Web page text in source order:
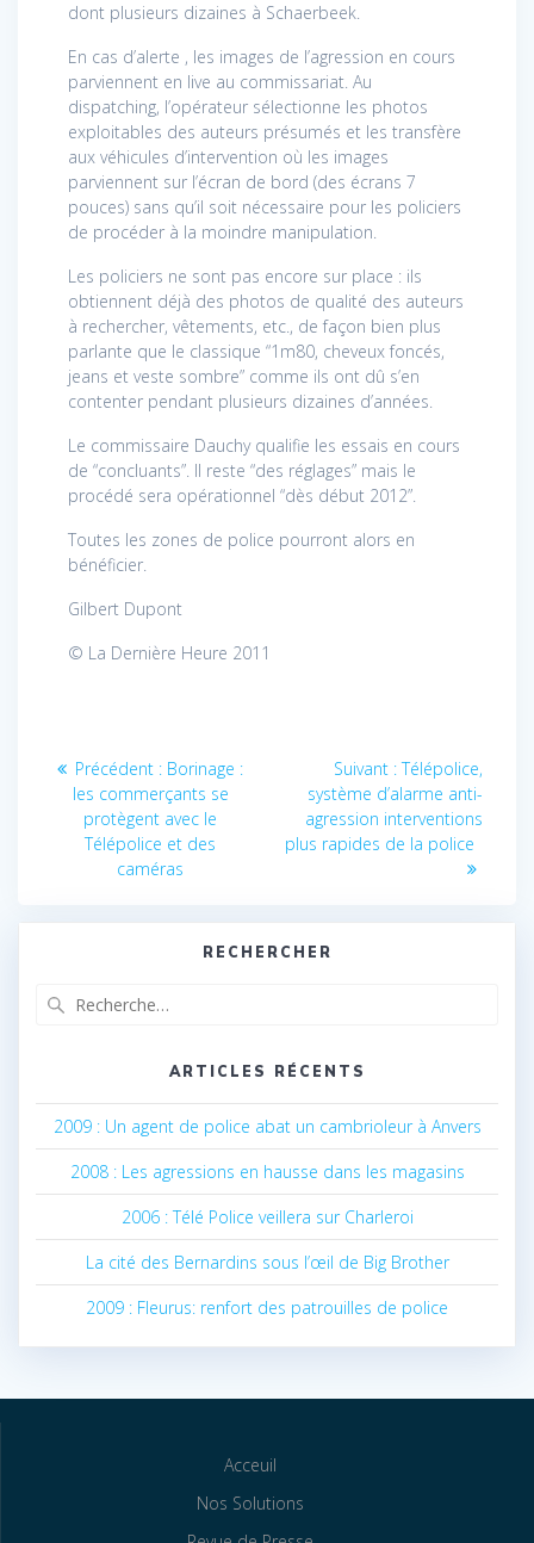
dont plusieurs dizaines à Schaerbeek.
En cas d’alerte , les images de l’agression en cours
parviennent en live au commissariat. Au
dispatching, l’opérateur sélectionne les photos
exploitables des auteurs présumés et les transfère
aux véhicules d’intervention où les images
parviennent sur l’écran de bord (des écrans 7
pouces) sans qu’il soit nécessaire pour les policiers
de procéder à la moindre manipulation.
Les policiers ne sont pas encore sur place : ils
obtiennent déjà des photos de qualité des auteurs
à rechercher, vêtements, etc., de façon bien plus
parlante que le classique “1m80, cheveux foncés,
jeans et veste sombre” comme ils ont dû s’en
contenter pendant plusieurs dizaines d’années.
Le commissaire Dauchy qualifie les essais en cours
de “concluants”. Il reste “des réglages” mais le
procédé sera opérationnel “dès début 2012”.
Toutes les zones de police pourront alors en
bénéficier.
Gilbert Dupont
© La Dernière Heure 2011
Navigation
l’article
Précédent : Article
précédent
:
Borinage :
les commerçants se
protègent avec le
Télépolice et des
caméras
Suivant :Article
suivant
:
Télépolice,
système d’alarme anti-
agression interventions
plus rapides de la police
RECHERCHER
ARTICLES RÉCENTS
2009 : Un agent de police abat un cambrioleur à Anvers
2008 : Les agressions en hausse dans les magasins
2006 : Télé Police veillera sur Charleroi
La cité des Bernardins sous l’œil de Big Brother
2009 : Fleurus: renfort des patrouilles de police
Acceuil
Nos Solutions